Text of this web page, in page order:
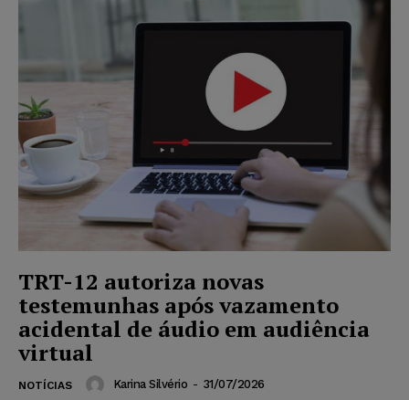
TRT-12 autoriza novas
testemunhas após vazamento
acidental de áudio em audiência
virtual
NOTÍCIAS Karina Silvério - 31/07/2026